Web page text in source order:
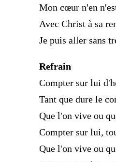
Mon cœur n'en
Avec Christ à sa
Je puis aller sans
Refrain
Compter sur lui
Tant que dure le
Que l'on vive ou
Compter sur lui,
Que l'on vive ou